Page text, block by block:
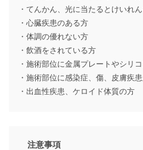
・てんかん、光に当たるとけいれ
・心臓疾患のある方
・体調の優れない方
・飲酒をされている方
・施術部位に金属プレートやシリ
・施術部位に感染症、傷、皮膚疾
・出血性疾患、ケロイド体質の方
注意事項